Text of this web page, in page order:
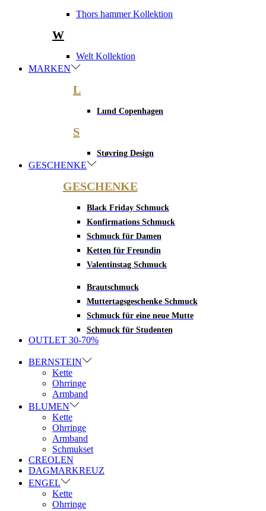
Thors hammer Kollektion
W
Welt Kollektion
MARKEN
L
Lund Copenhagen
S
Støvring Design
GESCHENKE
GESCHENKE
Black Friday Schmuck
Konfirmations Schmuck
Schmuck für Damen
Ketten für Freundin
Valentinstag Schmuck
Brautschmuck
Muttertagsgeschenke Schmuck
Schmuck für eine neue Mutte
Schmuck für Studenten
OUTLET 30-70%
BERNSTEIN
Kette
Ohrringe
Armband
BLUMEN
Kette
Ohrringe
Armband
Schmukset
CREOLEN
DAGMARKREUZ
ENGEL
Kette
Ohrringe